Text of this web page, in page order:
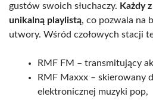
gustów swoich słuchaczy. Każdy
unikalną playlistą, co pozwala na
utwory. Wśród czołowych stacji
RMF FM – transmitujący
RMF Maxxx – skierowany
elektronicznej muzyki pop,